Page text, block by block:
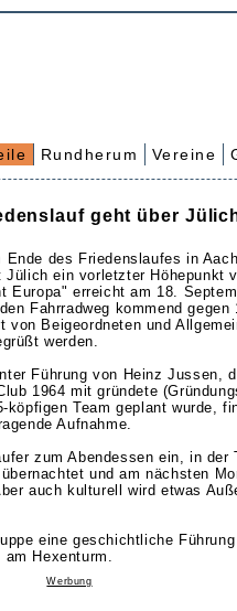
Rundherum Vereine
geht über
des Friedenslaufes in
ein vorletzter Höhepunkt
Europa" erreicht am 18.
Fahrradweg kommend gegen
von Beigeordneten und
werden.
Führung von Heinz Jussen,
1964 mit gründete
Team geplant wurde,
Aufnahme.
zum Abendessen ein, in der
und am nächsten
auch kulturell wird etwas
eine geschichtliche
Hexenturm.
Werbung